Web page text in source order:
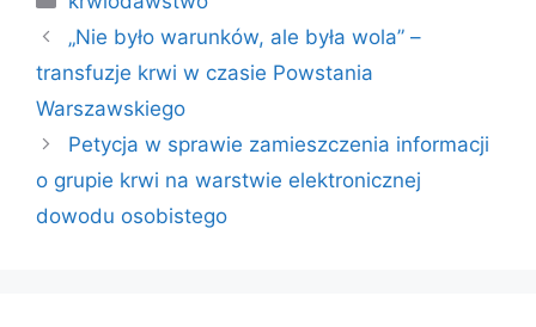
„Nie było warunków, ale była wola” –
transfuzje krwi w czasie Powstania
Warszawskiego
Petycja w sprawie zamieszczenia informacji
o grupie krwi na warstwie elektronicznej
dowodu osobistego